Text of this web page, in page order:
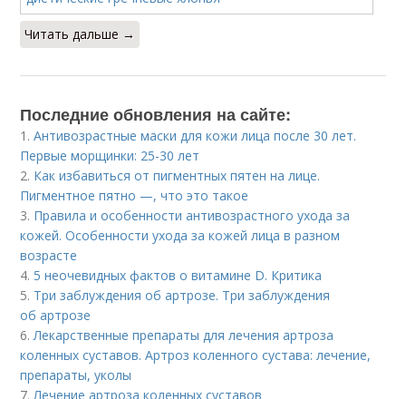
Читать дальше →
Последние обновления на сайте:
1.Антивозрастные маски для кожи лица после 30 лет.
Первые морщинки: 25-30 лет
2. Как избавиться от пигментных пятен на лице.
Пигментное пятно —, что это такое
3. Правила и особенности антивозрастного ухода за
кожей. Особенности ухода за кожей лица в разном
возрасте
4. 5 неочевидных фактов о витамине D. Критика
5. Три заблуждения об артрозе. Три заблуждения
об артрозе
6.Лекарственные препараты для лечения артроза
коленных суставов. Артроз коленного сустава: лечение,
препараты, уколы
7. Лечение артроза коленных суставов